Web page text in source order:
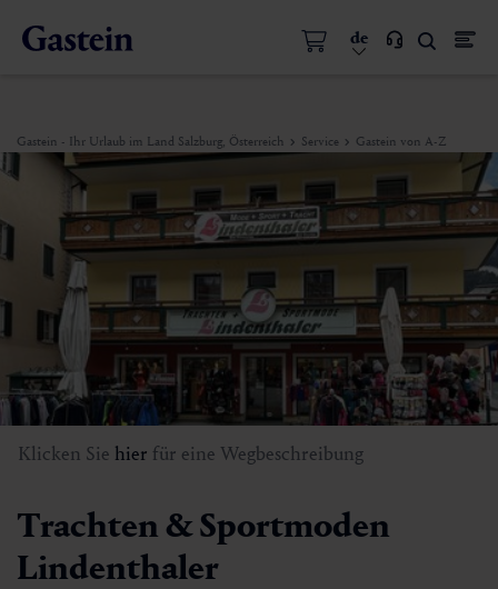
de
Gastein - Ihr Urlaub im Land Salzburg, Österreich Service Gastein von A-Z
Klicken Sie hier für eine Wegbeschreibung
Trachten & Sportmoden
Lindenthaler